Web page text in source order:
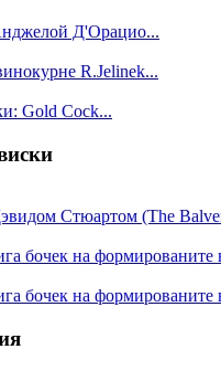
Д'Орацио...
R.Jelinek...
Gold Cock...
Стюартом (The
бочек на формированите
бочек на формированите